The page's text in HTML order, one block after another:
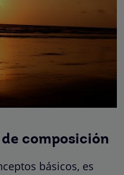
de composición
básicos, es